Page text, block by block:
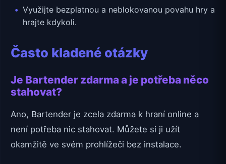
Využijte bezplatnou a neblokovanou povahu hry a
hrajte kdykoli.
Často kladené otázky
Je Bartender zdarma a je potřeba něco
stahovat?
Ano, Bartender je zcela zdarma k hraní online a
není potřeba nic stahovat. Můžete si ji užít
okamžitě ve svém prohlížeči bez instalace.